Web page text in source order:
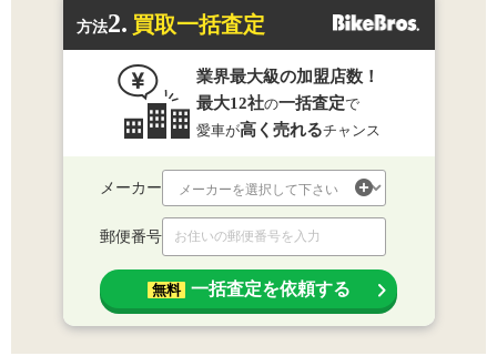
方法2. 買取一括査定
業界最大級の加盟店数！
最大12社の一括査定で
愛車が高く売れるチャンス
メーカー
郵便番号
無料 一括査定を依頼する